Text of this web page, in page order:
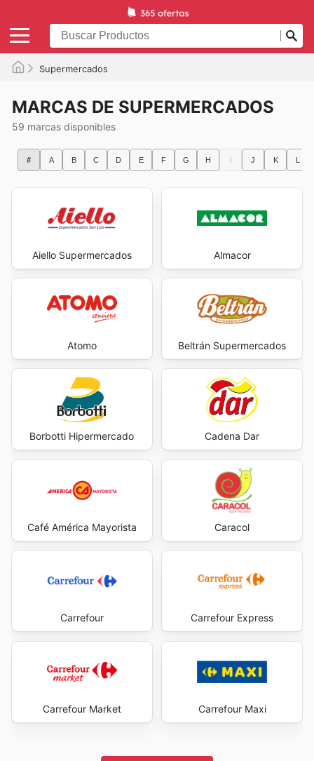
Supermercados
MARCAS DE SUPERMERCADOS
59 marcas disponibles
# A B C D E F G H I J K L
Aiello Supermercados Almacor
Atomo Beltrán Supermercados
Borbotti Hipermercado Cadena Dar
Café América Mayorista Caracol
Carrefour Carrefour Express
Carrefour Market Carrefour Maxi